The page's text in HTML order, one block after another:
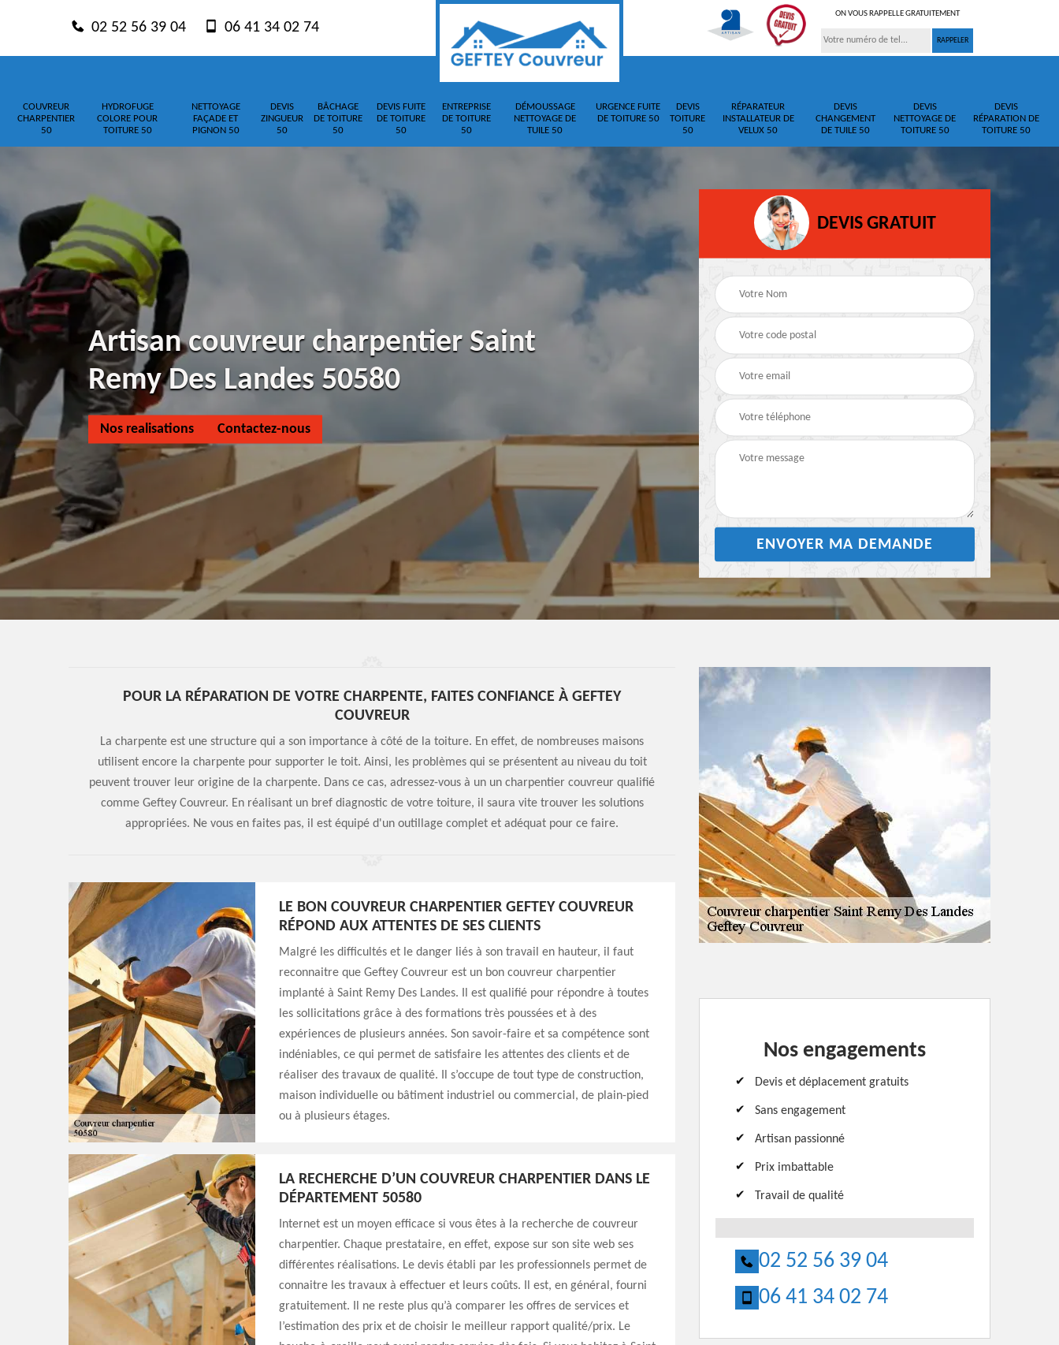
02 52 56 39 04 06 41 34 02 74
ON VOUS RAPPELLE GRATUITEMENT
COUVREUR
CHARPENTIER
50
HYDROFUGE
COLORE POUR
TOITURE 50
NETTOYAGE
FAÇADE ET
PIGNON 50
DEVIS
ZINGUEUR
50
BÂCHAGE
DE TOITURE
50
DEVIS FUITE
DE TOITURE
50
ENTREPRISE
DE TOITURE
50
DÉMOUSSAGE
NETTOYAGE DE
TUILE 50
URGENCE FUITE
DE TOITURE 50
DEVIS
TOITURE
50
RÉPARATEUR
INSTALLATEUR DE
VELUX 50
DEVIS
CHANGEMENT
DE TUILE 50
DEVIS
NETTOYAGE DE
TOITURE 50
DEVIS
RÉPARATION DE
TOITURE 50
Artisan couvreur charpentier Saint
Remy Des Landes 50580
Nos realisations Contactez-nous
DEVIS GRATUIT
POUR LA RÉPARATION DE VOTRE CHARPENTE, FAITES CONFIANCE À GEFTEY
COUVREUR
La charpente est une structure qui a son importance à côté de la toiture. En effet, de nombreuses maisons
utilisent encore la charpente pour supporter le toit. Ainsi, les problèmes qui se présentent au niveau du toit
peuvent trouver leur origine de la charpente. Dans ce cas, adressez-vous à un un charpentier couvreur qualifié
comme Geftey Couvreur. En réalisant un bref diagnostic de votre toiture, il saura vite trouver les solutions
appropriées. Ne vous en faites pas, il est équipé d'un outillage complet et adéquat pour ce faire.
LE BON COUVREUR CHARPENTIER GEFTEY COUVREUR
RÉPOND AUX ATTENTES DE SES CLIENTS
Malgré les difficultés et le danger liés à son travail en hauteur, il faut
reconnaitre que Geftey Couvreur est un bon couvreur charpentier
implanté à Saint Remy Des Landes. Il est qualifié pour répondre à toutes
les sollicitations grâce à des formations très poussées et à des
expériences de plusieurs années. Son savoir-faire et sa compétence sont
indéniables, ce qui permet de satisfaire les attentes des clients et de
réaliser des travaux de qualité. Il s’occupe de tout type de construction,
maison individuelle ou bâtiment industriel ou commercial, de plain-pied
ou à plusieurs étages.
LA RECHERCHE D’UN COUVREUR CHARPENTIER DANS LE
DÉPARTEMENT 50580
Internet est un moyen efficace si vous êtes à la recherche de couvreur
charpentier. Chaque prestataire, en effet, expose sur son site web ses
différentes réalisations. Le devis établi par les professionnels permet de
connaitre les travaux à effectuer et leurs coûts. Il est, en général, fourni
gratuitement. Il ne reste plus qu’à comparer les offres de services et
l’estimation des prix et de choisir le meilleur rapport qualité/prix. Le
Nos engagements
Devis et déplacement gratuits
Sans engagement
Artisan passionné
Prix imbattable
Travail de qualité
02 52 56 39 04
06 41 34 02 74